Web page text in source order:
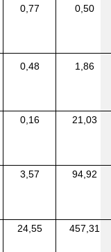
0,77 0,50
0,48 1,86
0,16 21,03
3,57 94,92
24,55 457,31